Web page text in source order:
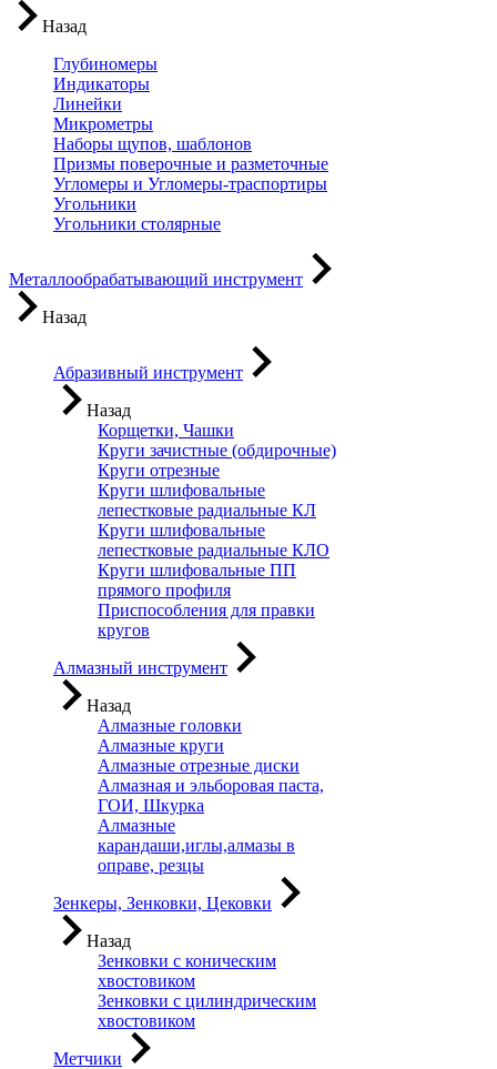
Назад
Глубиномеры
Индикаторы
Линейки
Микрометры
Наборы щупов, шаблонов
Призмы поверочные и разметочные
Угломеры и Угломеры-траспортиры
Угольники
Угольники столярные
Металлообрабатывающий инструмент
Назад
Абразивный инструмент
Назад
Корщетки, Чашки
Круги зачистные (обдирочные)
Круги отрезные
Круги шлифовальные
лепестковые радиальные КЛ
Круги шлифовальные
лепестковые радиальные КЛО
Круги шлифовальные ПП
прямого профиля
Приспособления для правки
кругов
Алмазный инструмент
Назад
Алмазные головки
Алмазные круги
Алмазные отрезные диски
Алмазная и эльборовая паста,
ГОИ, Шкурка
Алмазные
карандаши,иглы,алмазы в
оправе, резцы
Зенкеры, Зенковки, Цековки
Назад
Зенковки с коническим
хвостовиком
Зенковки с цилиндрическим
хвостовиком
Метчики